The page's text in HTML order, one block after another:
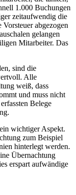
1.000 Buchungen
zeitaufwendig die
abgezogen
gelangen
Mitarbeiter. Das
sind die
Alle
weiß, dass
und muss nicht
Belege
wichtiger Aspekt.
zum Beispiel
hinterlegt werden.
Übernachtung
erspart aufwändige